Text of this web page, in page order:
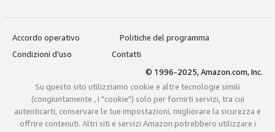
Accordo operativo
Politiche del programma
Condizioni d’uso
Contatti
© 1996-2025, Amazon.com, Inc.
Su questo sito utilizziamo cookie e altre tecnologie simili
(congiuntamente , i "cookie") solo per fornirti servizi, tra cui
autenticarti, conservare le tue impostazioni, migliorare la sicurezza e
offrire contenuti. Altri siti e servizi Amazon potrebbero utilizzare i